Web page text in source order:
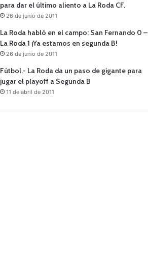
para dar el último aliento a La Roda CF.
26 de junio de 2011
La Roda habló en el campo: San Fernando 0 –
La Roda 1 ¡Ya estamos en segunda B!
26 de junio de 2011
Fútbol.- La Roda da un paso de gigante para
jugar el playoff a Segunda B
11 de abril de 2011